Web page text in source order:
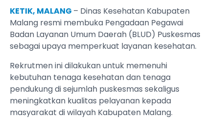
KETIK, MALANG – Dinas Kesehatan Kabupaten
Malang resmi membuka Pengadaan Pegawai
Badan Layanan Umum Daerah (BLUD) Puskesmas
sebagai upaya memperkuat layanan kesehatan.
Rekrutmen ini dilakukan untuk memenuhi
kebutuhan tenaga kesehatan dan tenaga
pendukung di sejumlah puskesmas sekaligus
meningkatkan kualitas pelayanan kepada
masyarakat di wilayah Kabupaten Malang.